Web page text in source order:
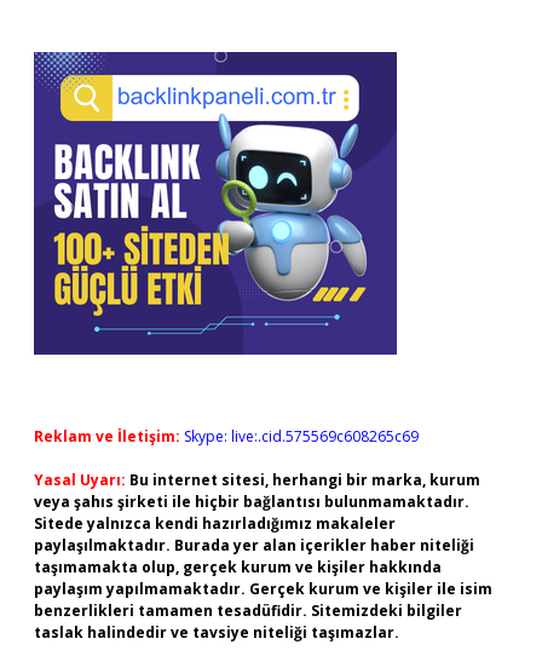
Reklam ve İletişim: Skype: live:.cid.575569c608265c69
Yasal Uyarı: Bu internet sitesi, herhangi bir marka, kurum
veya şahıs şirketi ile hiçbir bağlantısı bulunmamaktadır.
Sitede yalnızca kendi hazırladığımız makaleler
paylaşılmaktadır. Burada yer alan içerikler haber niteliği
taşımamakta olup, gerçek kurum ve kişiler hakkında
paylaşım yapılmamaktadır. Gerçek kurum ve kişiler ile isim
benzerlikleri tamamen tesadüfidir. Sitemizdeki bilgiler
taslak halindedir ve tavsiye niteliği taşımazlar.